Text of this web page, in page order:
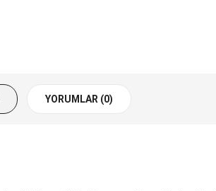
YORUMLAR (0)